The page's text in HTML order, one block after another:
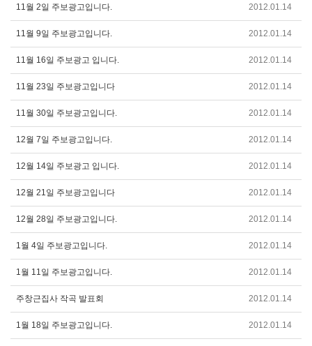
11월 2일 주보광고입니다. 2012.01.14
11월 9일 주보광고입니다. 2012.01.14
11월 16일 주보광고 입니다. 2012.01.14
11월 23일 주보광고입니다 2012.01.14
11월 30일 주보광고입니다. 2012.01.14
12월 7일 주보광고입니다. 2012.01.14
12월 14일 주보광고 입니다. 2012.01.14
12월 21일 주보광고입니다 2012.01.14
12월 28일 주보광고입니다. 2012.01.14
1월 4일 주보광고입니다. 2012.01.14
1월 11일 주보광고입니다. 2012.01.14
주창근집사 작곡 발표회 2012.01.14
1월 18일 주보광고입니다. 2012.01.14